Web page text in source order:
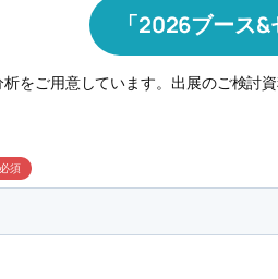
「2026ブース
析をご用意しています。出展のご検討